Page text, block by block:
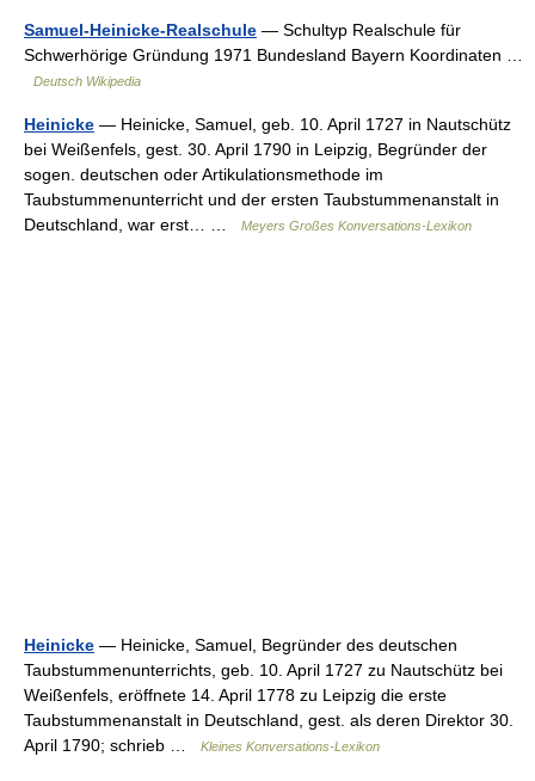
Samuel-Heinicke-Realschule — Schultyp Realschule für
Schwerhörige Gründung 1971 Bundesland Bayern Koordinaten …
Deutsch Wikipedia
Heinicke — Heinicke, Samuel, geb. 10. April 1727 in Nautschütz
bei Weißenfels, gest. 30. April 1790 in Leipzig, Begründer der
sogen. deutschen oder Artikulationsmethode im
Taubstummenunterricht und der ersten Taubstummenanstalt in
Deutschland, war erst… …
Meyers Großes Konversations-Lexikon
Heinicke — Heinicke, Samuel, Begründer des deutschen
Taubstummenunterrichts, geb. 10. April 1727 zu Nautschütz bei
Weißenfels, eröffnete 14. April 1778 zu Leipzig die erste
Taubstummenanstalt in Deutschland, gest. als deren Direktor 30.
April 1790; schrieb …
Kleines Konversations-Lexikon